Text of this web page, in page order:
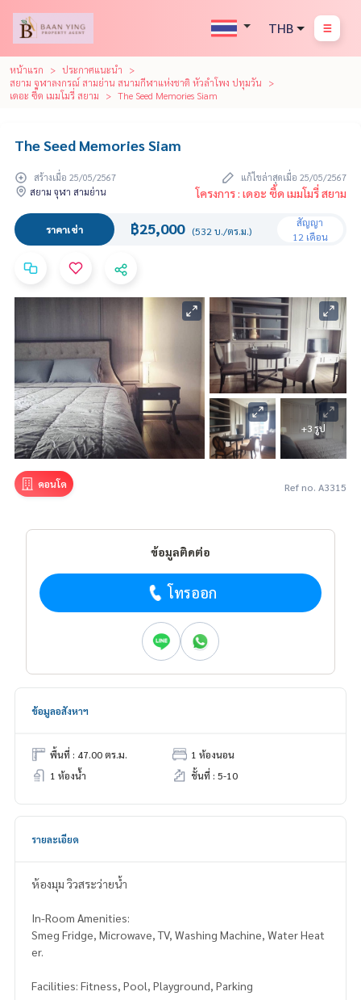
THB
หน้าแรก
ประกาศแนะนำ
สยาม จุฬาลงกรณ์ สามย่าน สนามกีฬาแห่งชาติ หัวลำโพง ปทุมวัน
เดอะ ซี้ด เมมโมรี่ สยาม
The Seed Memories Siam
The Seed Memories Siam
สร้างเมื่อ 25/05/2567
แก้ไขล่าสุดเมื่อ 25/05/2567
สยาม จุฬา สามย่าน
โครงการ : เดอะ ซี้ด เมมโมรี่ สยาม
ราคาเช่า ฿25,000 (532 บ./ตร.ม.)
สัญญา
12 เดือน
+3 รูป
คอนโด Ref no. A3315
ข้อมูลติดต่อ
โทรออก
ข้อมูลอสังหาฯ
พื้นที่ : 47.00 ตร.ม.
1 ห้องนอน
1 ห้องน้ำ
ชั้นที่ : 5-10
รายละเอียด
ห้องมุม วิวสระว่ายน้ำ
In-Room Amenities:
Smeg Fridge, Microwave, TV, Washing Machine, Water Heat
er.
Facilities: Fitness, Pool, Playground, Parking